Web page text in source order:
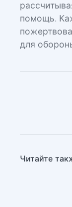
помощь.
для
Читайте